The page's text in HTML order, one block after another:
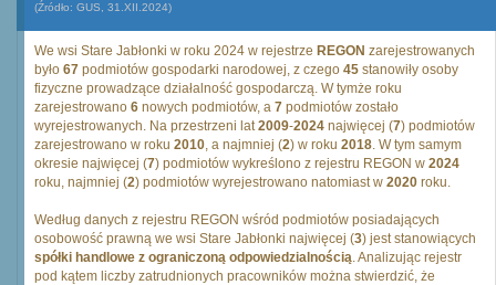
(Źródło: GUS, 31.XII.2024)
We wsi Stare Jabłonki w roku 2024 w rejestrze REGON zarejestrowanych
było 67 podmiotów gospodarki narodowej, z czego 45 stanowiły osoby
fizyczne prowadzące działalność gospodarczą. W tymże roku
zarejestrowano 6 nowych podmiotów, a 7 podmiotów zostało
wyrejestrowanych. Na przestrzeni lat2009-2024 najwięcej (7) podmiotów
zarejestrowano w roku 2010, a najmniej (2) w roku 2018. W tym samym
okresie najwięcej (7) podmiotów wykreślono z rejestru REGON w 2024
roku, najmniej (2) podmiotów wyrejestrowano natomiast w 2020 roku.
Według danych z rejestru REGON wśród podmiotów posiadających
osobowość prawną we wsi Stare Jabłonki najwięcej (3) jest stanowiących
spółki handlowe z ograniczoną odpowiedzialnością. Analizując rejestr
pod kątem liczby zatrudnionych pracowników można stwierdzić, że